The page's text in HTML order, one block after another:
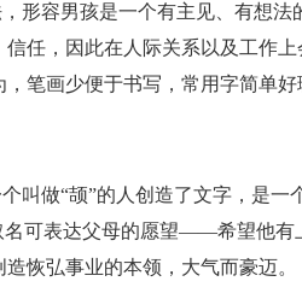
形容男孩是一个有主见、有想
任，因此在人际关系以及工作
笔画少便于书写，常用字简单好
叫做“颉”的人创造了文字，是
可表达父母的愿望——希望他有
恢弘事业的本领，大气而豪迈。